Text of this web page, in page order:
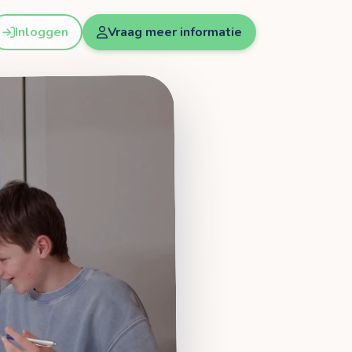
Inloggen Vraag meer informatie